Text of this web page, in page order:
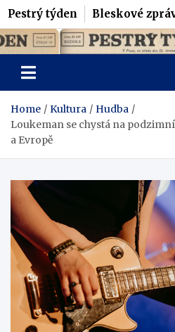
Pestrý týden Bleskové
Skip
to
content
Pestrý Týden
Home Kultura
Hudba
Loukeman se chystá na
a Evropě